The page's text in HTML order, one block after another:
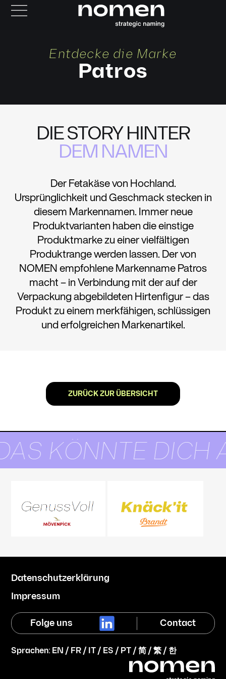
Entdecke die Marke
Patros
DIE STORY HINTER
DEM NAMEN
Der Fetakäse von Hochland.
Ursprünglichkeit und Geschmack stecken in
diesem Markennamen. Immer neue
Produktvarianten haben die einstige
Produktmarke zu einer vielfältigen
Produktrange werden lassen. Der von
NOMEN empfohlene Markenname Patros
macht – in Verbindung mit der auf der
Verpackung abgebildeten Hirtenfigur – das
Produkt zu einem merkfähigen, schlüssigen
und erfolgreichen Markenartikel.
ZURÜCK ZUR ÜBERSICHT
KÖNNTE DICH
Datenschutzerklärung
Impressum
Folge uns Contact
Sprachen: EN / FR / IT / ES / PT /简 /繁 / 한